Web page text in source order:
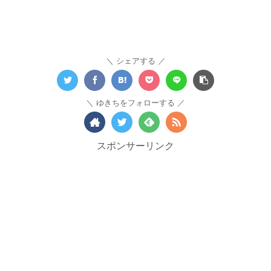
シェアする
ゆきちをフォローする
スポンサーリンク